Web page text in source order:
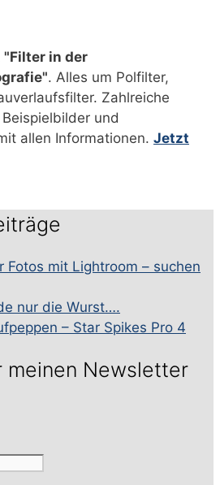
"Filter in der
. Alles um Polfilter,
Zahlreiche
und
allen Informationen. Jetzt
Fotos mit Lightroom – suchen
nur die Wurst….
– Star Spikes Pro 4
meinen Newsletter